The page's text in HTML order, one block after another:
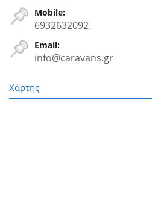
Mobile:
6932632092
Email:
info@caravans.gr
Χάρτης